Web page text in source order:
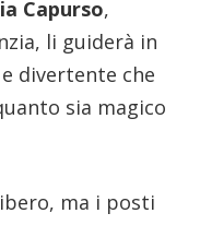
Capurso,
li guiderà in
divertente che
sia magico
ma i posti